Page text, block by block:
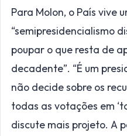
Para Molon, o País vive
“semipresidencialismo
poupar o que resta de
decadente”. “É um
não decide sobre os
todas as votações em
discute mais projeto. A